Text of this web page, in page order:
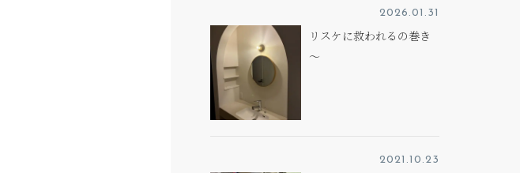
2026.01.31
リスケに救われるの巻き
～
2021.10.23